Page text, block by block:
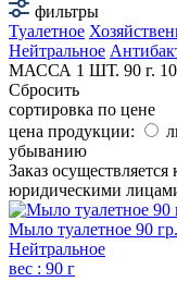
фильтры
Туалетное
Нейтральное
МАССА 1 ШТ. 90 г.
Сбросить
сортировка по цене
цена продукции:
убыванию
Заказ
юридическими
Мыло туалетное 90
Нейтральное
вес : 90 г